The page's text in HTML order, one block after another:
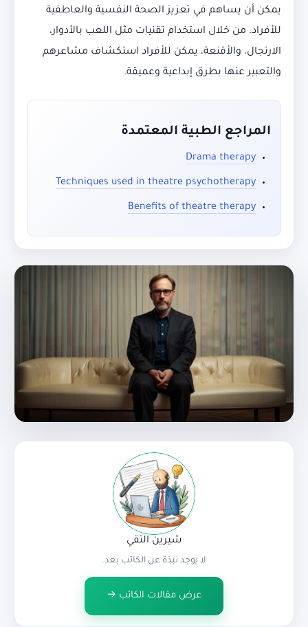
يمكن أن يساهم في تعزيز الصحة النفسية والعاطفية
للأفراد. من خلال استخدام تقنيات مثل اللعب بالأدوار،
الارتجال، والأقنعة، يمكن للأفراد استكشاف مشاعرهم
والتعبير عنها بطرق إبداعية وعميقة.
المراجع الطبية المعتمدة
Drama therapy
Techniques used in theatre psychotherapy
Benefits of theatre therapy
شيرين التقي
لا يوجد نبذة عن الكاتب بعد.
عرض مقالات الكاتب →